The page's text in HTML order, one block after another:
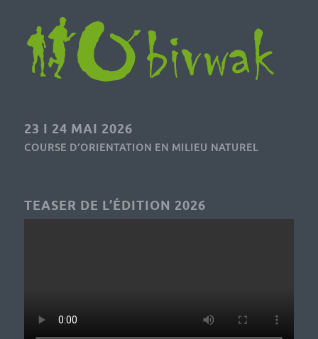
23 I 24 MAI 2026
COURSE D’ORIENTATION EN MILIEU NATUREL
TEASER DE L’ÉDITION 2026